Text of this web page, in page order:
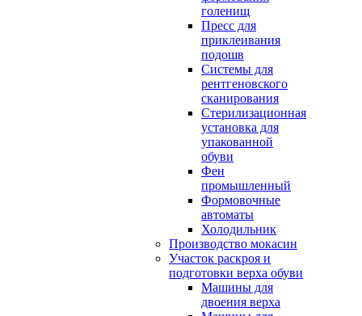
голенищ
Пресс для
приклеивания
подошв
Системы для
рентгеновского
сканирования
Стерилизационная
установка для
упакованной
обуви
Фен
промышленный
Формовочные
автоматы
Холодильник
Производство мокасин
Участок раскроя и
подготовки верха обуви
Машины для
двоения верха